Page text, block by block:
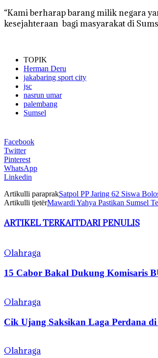
“Kami berharap barang milik negara
kesejahteraan bagi masyarakat di
TOPIK
Herman Deru
jakabaring sport city
jsc
nasrun umar
palembang
Sumsel
Facebook
Twitter
Pinterest
WhatsApp
Linkedin
Artikulli paraprakSatpol PP Jaring 62 Siswa
Artikulli tjetërMawardi Yahya Pastikan Sumsel
ARTIKEL TERKAITDARI PENULIS
Olahraga
15 Cabor Bakal Dukung Komisaris
Olahraga
Cik Ujang Saksikan Laga Perdana
Olahraga